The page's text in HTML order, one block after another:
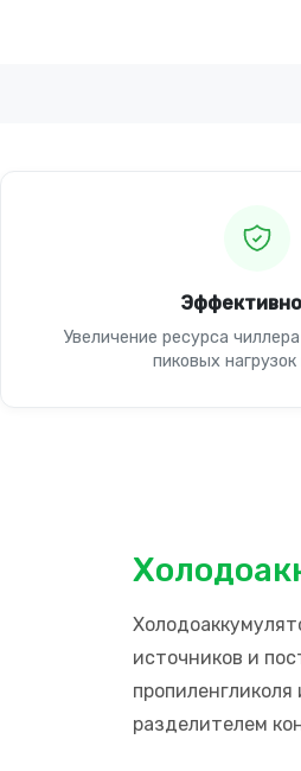
Увеличение ресурса
пиковых
источников и
разделителем